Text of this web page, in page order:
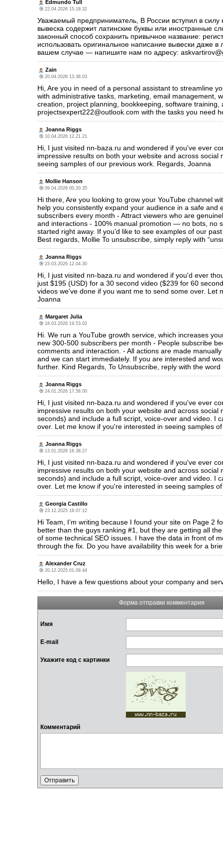
Edmundo Tull
22.04.2026 15.18.32
Уважаемый предприниматель, В России вступил в
вывеска содержит латинские буквы или иностранные
законный способ сохранить привычное название:
использовать оригинальное написание вывески даже в
вашем случае — напишите нам по адресу:
Zain
20.04.2026 13.38.03
Hi, Are you in need of a personal assistant to streamline
with administrative tasks, marketing, email management,
creation, project planning, bookkeeping, software
projectsexpert222@outlook.com with the tasks you need
Joanna Riggs
10.04.2026 12.21.21
Hi, I just visited nn-baza.ru and wondered if you've ever
impressive results on both your website and across
seeing samples of our previous work. Regards, Joanna
Mollie Hanson
09.04.2026 00.20.35
Hi there, Are you looking to grow your YouTube channel
help you consistently expand your audience in a safe and
subscribers every month - Attract viewers who are
and interactions - 100% manual promotion — no bots, no
started right away. If you’d like to see examples of our
Best regards, Mollie To unsubscribe, simply reply with
Joanna Riggs
23.03.2026 12.04.30
Hi, I just visited nn-baza.ru and wondered if you'd ever
just $195 (USD) for a 30 second video ($239 for 60
videos we've done if you want me to send some over.
Joanna
Margaret Julia
18.03.2026 19.53.02
Hi. We run a YouTube growth service, which increases
new 300-500 subscribers per month - People subscribe
comments and interaction. - All actions are made
and we can start immediately. If you are interested and
further. Kind Regards, To Unsubscribe, reply with the
Joanna Riggs
24.01.2026 17.58.00
Hi, I just visited nn-baza.ru and wondered if you've ever
impressive results on both your website and across
seconds) and include a full script, voice-over and video. I
over. Let me know if you're interested in seeing samples
Joanna Riggs
13.01.2026 16.38.27
Hi, I just visited nn-baza.ru and wondered if you've ever
impressive results on both your website and across
seconds) and include a full script, voice-over and video. I
over. Let me know if you're interested in seeing samples
Georgia Castillo
23.12.2025 18.07.12
Hi Team, I’m writing because I found your site on Page 2
better than the guys ranking #1, but they are getting all
of some technical SEO issues. I have the data in front of
through the fix. Do you have availability this week for a
Alexander Cruz
20.12.2025 01.09.44
Hello, I have a few questions about your company and
Форма отправки комментария
Имя
E-mail
Укажите код с картинки
Комментарий